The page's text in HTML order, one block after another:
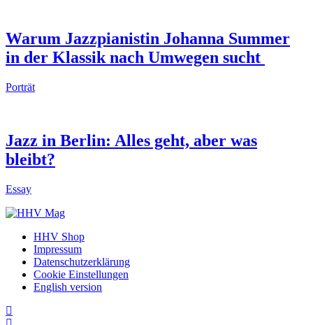
Warum Jazzpianistin Johanna Summer
in der Klassik nach Umwegen sucht
Porträt
Jazz in Berlin: Alles geht, aber was
bleibt?
Essay
HHV Shop
Impressum
Datenschutzerklärung
Cookie Einstellungen
English version